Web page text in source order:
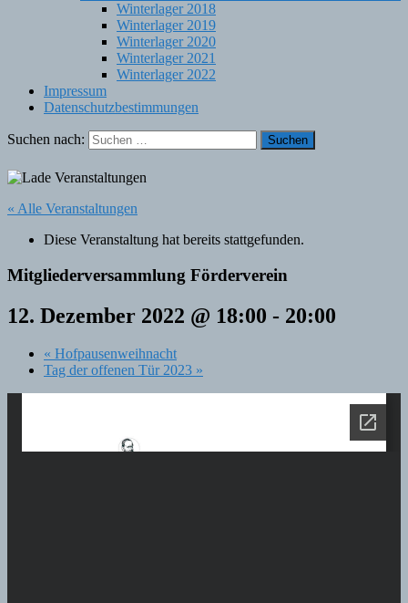
Winterlager 2018
Winterlager 2019
Winterlager 2020
Winterlager 2021
Winterlager 2022
Impressum
Datenschutzbestimmungen
Suchen nach:
« Alle Veranstaltungen
Diese Veranstaltung hat bereits stattgefunden.
Mitgliederversammlung Förderverein
12. Dezember 2022 @ 18:00 - 20:00
« Hofpausenweihnacht
Tag der offenen Tür 2023 »